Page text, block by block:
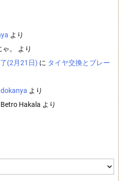
より
。
より
(2月21日) に タイヤ交換とブレー
dokanya より
Betro Hakala より